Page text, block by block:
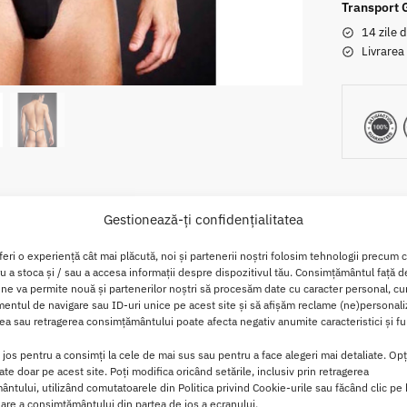
Gestionează-ți confidențialitatea
o experiență cât mai plăcută, noi și partenerii noștri folosim tehnologii precum
a stoca și / sau a accesa informații despre dispozitivul tău. Consimțământul față
va permite nouă și partenerilor noștri să procesăm date cu caracter personal,
de navigare sau ID-uri unice pe acest site și să afișăm reclame
sau retragerea consimțământului poate afecta negativ anumite caracteristici și
jos pentru a consimți la cele de mai sus sau pentru a face alegeri mai detaliate.
doar pe acest site. Poți modifica oricând setările, inclusiv prin retragerea
utilizând comutatoarele din Politica privind Cookie-urile sau făcând clic pe
a consimțământului din partea de jos a ecranului.
Transport
14 zile
+ Metal Rings Bl. L/XL
trеbuіе ѕa fіі mеrеu рrеgatіt реntru асtіunе sі аtас!